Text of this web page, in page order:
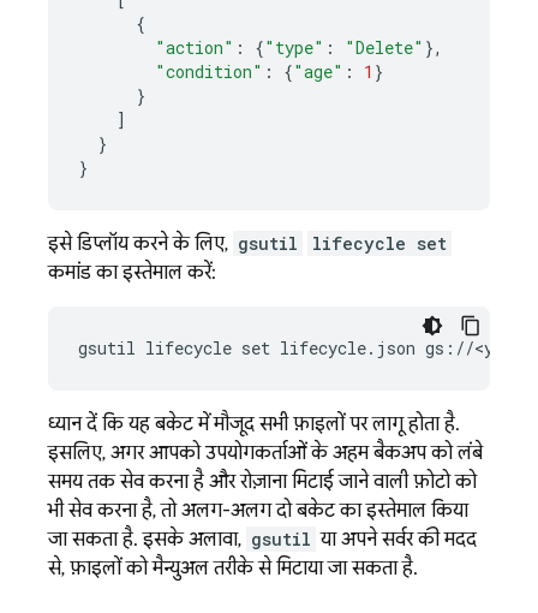
{
"action" : {"type" : "Delete" },
"condition" : {"age" : 1 }
}
]
}
}
इसे डिप्लॉय करने के लिए, gsutil lifecycle set
कमांड का इस्तेमाल करें:
gsutil lifecycle set lifecycle.json gs://<your-
ध्यान दें कि यह बकेट में मौजूद सभी फ़ाइलों पर लागू होता है.
इसलिए, अगर आपको उपयोगकर्ताओं के अहम बैकअप को लंबे
समय तक सेव करना है और रोज़ाना मिटाई जाने वाली फ़ोटो को
भी सेव करना है, तो अलग-अलग दो बकेट का इस्तेमाल किया
जा सकता है. इसके अलावा, gsutil या अपने सर्वर की मदद
से, फ़ाइलों को मैन्युअल तरीके से मिटाया जा सकता है.